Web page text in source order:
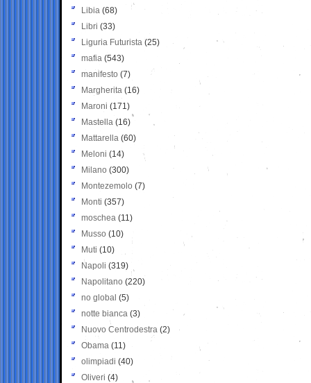
Libia (68)
Libri (33)
Liguria Futurista (25)
mafia (543)
manifesto (7)
Margherita (16)
Maroni (171)
Mastella (16)
Mattarella (60)
Meloni (14)
Milano (300)
Montezemolo (7)
Monti (357)
moschea (11)
Musso (10)
Muti (10)
Napoli (319)
Napolitano (220)
no global (5)
notte bianca (3)
Nuovo Centrodestra (2)
Obama (11)
olimpiadi (40)
Oliveri (4)